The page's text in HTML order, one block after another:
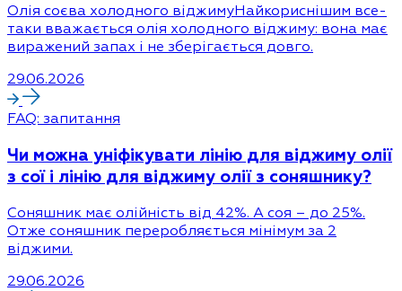
Олія соєва холодного віджимуНайкориснішим все-
таки вважається олія холодного віджиму: вона має
виражений запах і не зберігається довго.
29.06.2026
FAQ: запитання
Чи можна уніфікувати лінію для віджиму олії
з сої і лінію для віджиму олії з соняшнику?
Соняшник має олійність від 42%. А соя – до 25%.
Отже соняшник переробляється мінімум за 2
віджими.
29.06.2026